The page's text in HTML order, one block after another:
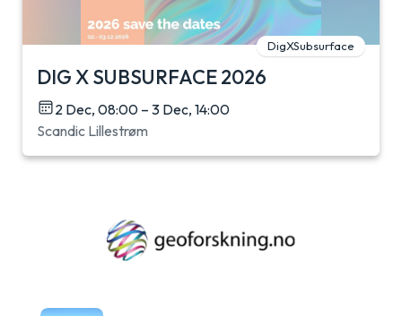
DigXSubsurface
DIG X SUBSURFACE 2026
2 Dec, 08:00 – 3 Dec, 14:00
Scandic Lillestrøm